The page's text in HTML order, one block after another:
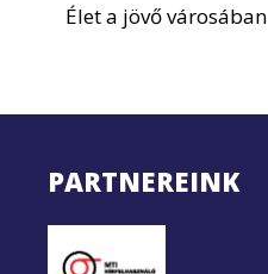
Élet a jövő városában
PARTNEREINK